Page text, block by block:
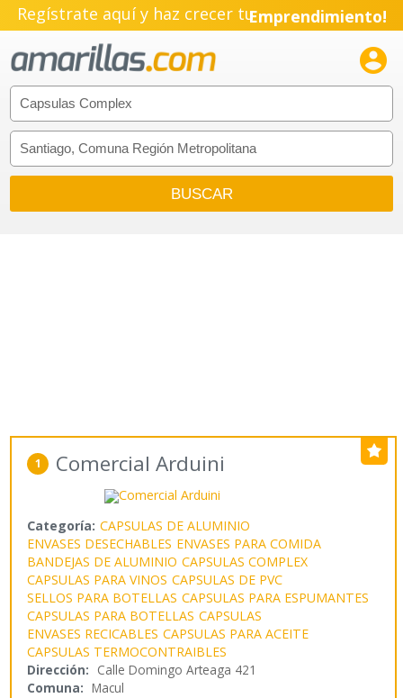
Regístrate aquí y haz crecer tuEmprendimiento!

1 Comercial Arduini
Categoría: CAPSULAS DE ALUMINIO
ENVASES DESECHABLES ENVASES PARA COMIDA
BANDEJAS DE ALUMINIO CAPSULAS COMPLEX
CAPSULAS PARA VINOS CAPSULAS DE PVC
SELLOS PARA BOTELLAS CAPSULAS PARA ESPUMANTES
CAPSULAS PARA BOTELLAS CAPSULAS
ENVASES RECICABLES CAPSULAS PARA ACEITE
CAPSULAS TERMOCONTRAIBLES
Dirección: Calle Domingo Arteaga 421
Comuna: Macul